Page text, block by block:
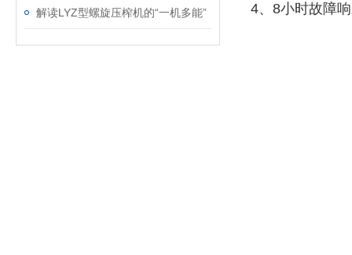
解读LYZ型螺旋压榨机的“一机多能”
4、8小时故障